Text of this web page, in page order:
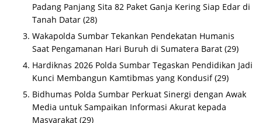
Padang Panjang Sita 82 Paket Ganja Kering Siap Edar di
Tanah Datar (28)
Wakapolda Sumbar Tekankan Pendekatan Humanis
Saat Pengamanan Hari Buruh di Sumatera Barat (29)
Hardiknas 2026 Polda Sumbar Tegaskan Pendidikan Jadi
Kunci Membangun Kamtibmas yang Kondusif (29)
Bidhumas Polda Sumbar Perkuat Sinergi dengan Awak
Media untuk Sampaikan Informasi Akurat kepada
Masyarakat (29)